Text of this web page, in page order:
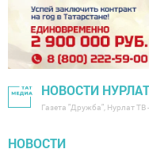
НОВОСТИ
Газета "Дружба", Нурлат ТВ
НОВОСТИ